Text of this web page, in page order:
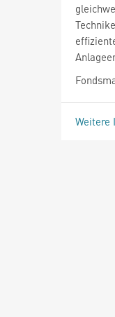
Weitere